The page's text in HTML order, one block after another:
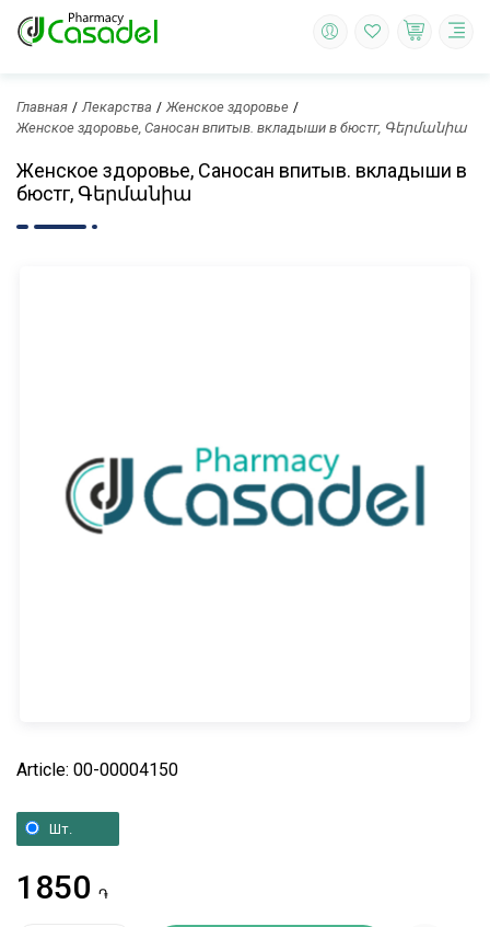
Главная Лекарства
Женское здоровье
Женское здоровье, Саносан впитыв. вкладыши в бюстг, Գերմանիա
Женское здоровье, Саносан впитыв. вкладыши в
бюстг, Գերմանիա
Article: 00-00004150
Шт.
1850 ֏